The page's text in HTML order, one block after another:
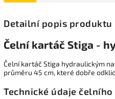
Detailní popis produktu
Čelní kartáč Stiga -
Čelní kartáč Stiga hydraulickým
průměru 45 cm, které dobře
Technické údaje